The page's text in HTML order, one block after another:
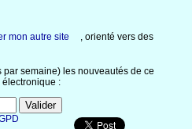
mon autre site
, orienté vers des
par semaine) les nouveautés de ce
: